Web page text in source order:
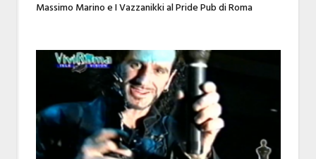
Massimo Marino e I Vazzanikki al Pride Pub di Roma